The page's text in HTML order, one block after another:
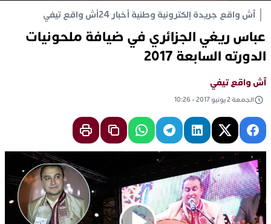
آش واقع جريدة إلكترونية وطنية أخبار 24 أش واقع تيفي
عباس ريغي الجزائري في ضيافة ملحونيات
الدورته السابعة 2017
آش واقع تيفي
الجمعة 2 يونيو 2017 - 10:26